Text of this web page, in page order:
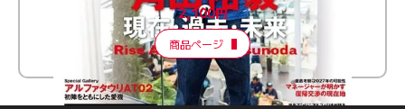
2,100円
商品ページ